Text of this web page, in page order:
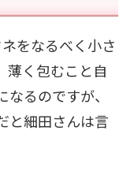
をなるべく小さ
薄く包むこと自
るのですが、
と細田さんは言